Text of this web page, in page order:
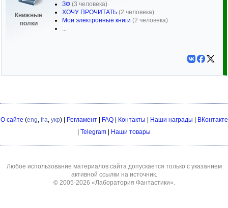
Книжные
полки
ЗФ (3 человека)
ХОЧУ ПРОЧИТАТЬ (2 человека)
Мои электронные книги (2 человека)
...
О сайте (eng, fra, укр) | Регламент| FAQ| Контакты Наши награды
ВКонтакте
Telegram Наши товары
Любое использование материалов сайта допускается только с указанием
активной ссылки на источник.
© 2005-2026 «Лаборатория Фантастики».